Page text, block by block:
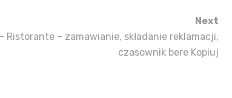
Next
Ristorante – zamawianie, składanie reklamacji,
czasownik bere Kopiuj